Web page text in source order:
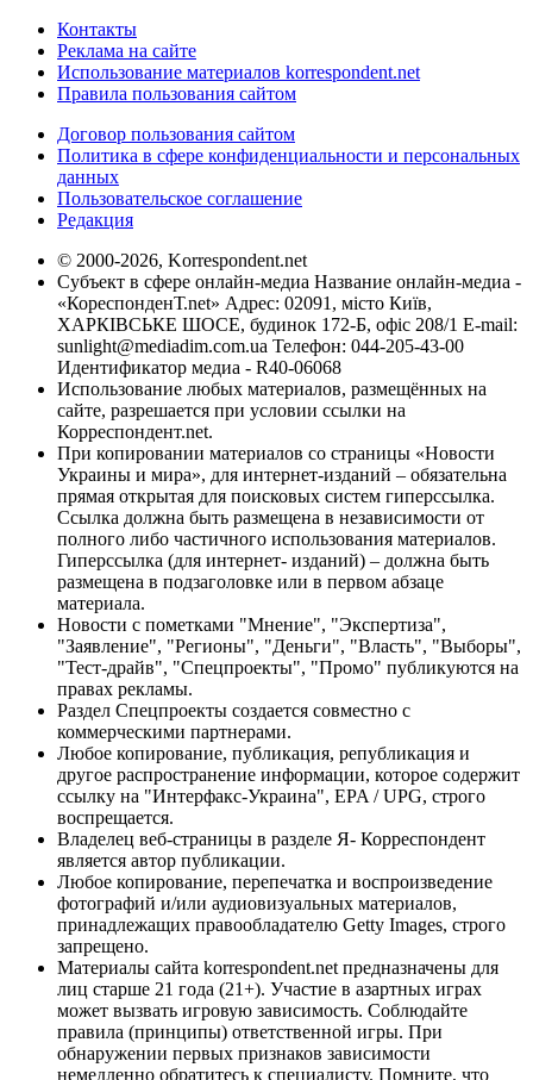
Контакты
Реклама на сайте
Использование материалов korrespondent.net
Правила пользования сайтом
Договор пользования сайтом
Политика в сфере конфиденциальности и персональных
данных
Пользовательское соглашение
Редакция
© 2000-2026, Korrespondent.net
Субъект в сфере онлайн-медиа Название онлайн-медиа -
«КореспонденТ.net» Адрес: 02091, місто Київ,
ХАРКІВСЬКЕ ШОСЕ, будинок 172-Б, офіс 208/1 E-mail:
sunlight@mediadim.com.ua Телефон: 044-205-43-00
Идентификатор медиа - R40-06068
Использование любых материалов, размещённых на
сайте, разрешается при условии ссылки на
Корреспондент.net.
При копировании материалов со страницы «Новости
Украины и мира», для интернет-изданий – обязательна
прямая открытая для поисковых систем гиперссылка.
Ссылка должна быть размещена в независимости от
полного либо частичного использования материалов.
Гиперссылка (для интернет- изданий) – должна быть
размещена в подзаголовке или в первом абзаце
материала.
Новости с пометками "Мнение", "Экспертиза",
"Заявление", "Регионы", "Деньги", "Власть", "Выборы",
"Тест-драйв", "Спецпроекты", "Промо" публикуются на
правах рекламы.
Раздел Спецпроекты создается совместно с
коммерческими партнерами.
Любое копирование, публикация, републикация и
другое распространение информации, которое содержит
ссылку на "Интерфакс-Украина", EPA / UPG, строго
воспрещается.
Владелец веб-страницы в разделе Я- Корреспондент
является автор публикации.
Любое копирование, перепечатка и воспроизведение
фотографий и/или аудиовизуальных материалов,
принадлежащих правообладателю Getty Images, строго
запрещено.
Материалы сайта korrespondent.net предназначены для
лиц старше 21 года (21+). Участие в азартных играх
может вызвать игровую зависимость. Соблюдайте
правила (принципы) ответственной игры. При
обнаружении первых признаков зависимости
немедленно обратитесь к специалисту. Помните, что